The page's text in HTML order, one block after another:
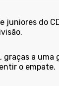
juniores do
graças a
o empate.